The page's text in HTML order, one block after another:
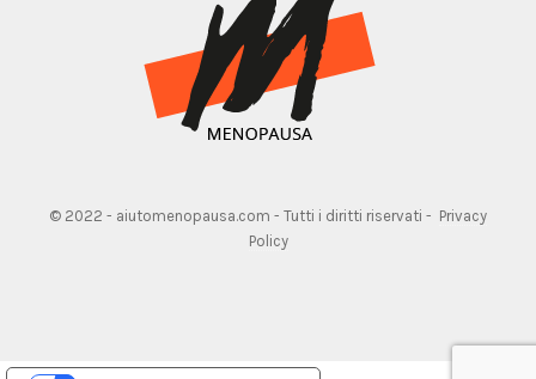
© 2022 - aiutomenopausa.com - Tutti i diritti riservati - Privacy
Policy